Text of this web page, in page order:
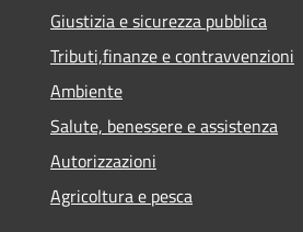
Giustizia e sicurezza pubblica
Tributi,finanze e contravvenzioni
Ambiente
Salute, benessere e assistenza
Autorizzazioni
Agricoltura e pesca